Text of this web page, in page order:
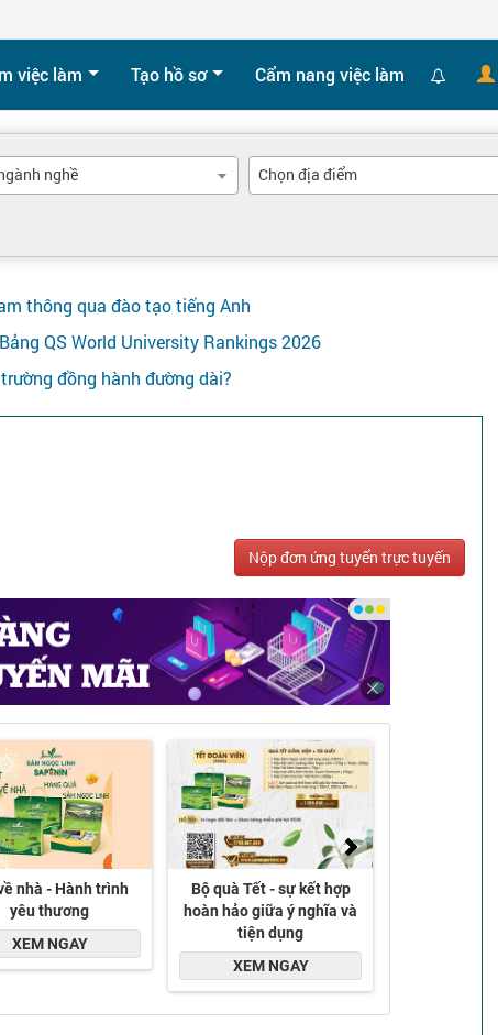
việc làm Tạo hồ sơ Cẩm nang việc làm
nghề Chọn địa điểm
thông qua đào tạo tiếng Anh
QS World University Rankings 2026
đồng hành đường dài?
Nộp đơn ứng tuyển trực tuyến